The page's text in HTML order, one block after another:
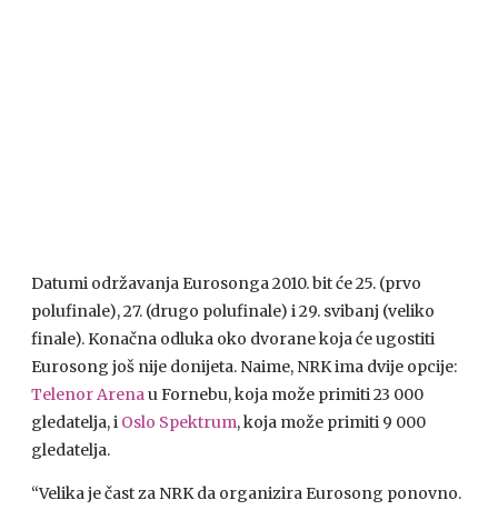
Datumi održavanja Eurosonga 2010. bit će 25. (prvo
polufinale), 27. (drugo polufinale) i 29. svibanj (veliko
finale). Konačna odluka oko dvorane koja će ugostiti
Eurosong još nije donijeta. Naime, NRKima dvije opcije:
Telenor Arenau Fornebu, koja može primiti 23 000
gledatelja, i Oslo Spektrum, koja može primiti 9 000
gledatelja.
“Velika je čast za NRKda organizira Eurosong ponovno.